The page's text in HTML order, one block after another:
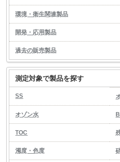
環境・衛生関連製品
開発・応用製品
過去の販売製品
測定対象で製品を探す
SS
オゾン水
TOC
濁度・色度